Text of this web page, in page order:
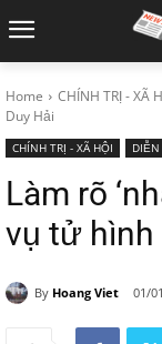
Home CHÍNH TRỊ - XÃ
Duy Hải
CHÍNH TRỊ - XÃ HỘI
Làm rõ
vụ tử hình
By Hoang Viet 01/